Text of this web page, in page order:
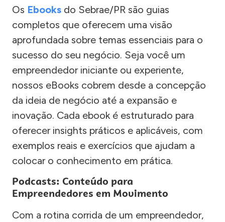
Os Ebooks do Sebrae/PR são guias
completos que oferecem uma visão
aprofundada sobre temas essenciais para o
sucesso do seu negócio. Seja você um
empreendedor iniciante ou experiente,
nossos eBooks cobrem desde a concepção
da ideia de negócio até a expansão e
inovação. Cada ebook é estruturado para
oferecer insights práticos e aplicáveis, com
exemplos reais e exercícios que ajudam a
colocar o conhecimento em prática.
Podcasts: Conteúdo para
Empreendedores em Movimento
Com a rotina corrida de um empreendedor,